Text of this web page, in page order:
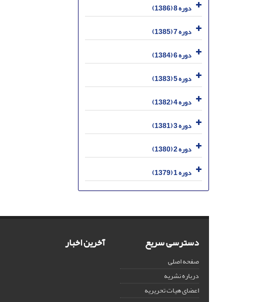
دوره 8 (1386)
دوره 7 (1385)
دوره 6 (1384)
دوره 5 (1383)
دوره 4 (1382)
دوره 3 (1381)
دوره 2 (1380)
دوره 1 (1379)
دسترسی سریع
صفحه اصلی
درباره نشریه
اعضای هیات تحریریه
آخرین اخبار